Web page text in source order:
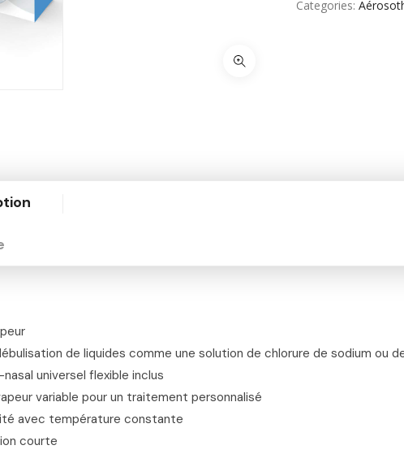
Categories
de liquides comme une solution de chlorure de sodium ou
universel flexible inclus
variable pour un traitement personnalisé
avec température constante
courte